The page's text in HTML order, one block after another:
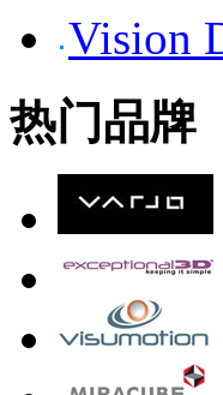
Vision
热门品牌